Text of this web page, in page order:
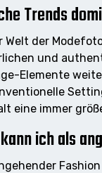
Trends
Welt der
und
Elemente
eine immer
ich als